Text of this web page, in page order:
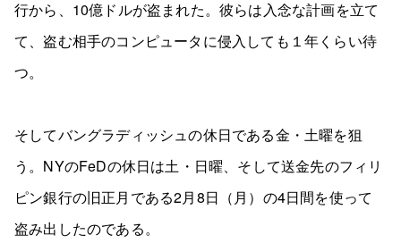
行から、10億ドルが盗まれた。彼らは入念な計画を立て
て、盗む相手のコンピュータに侵入しても１年くらい待
つ。
そしてバングラディッシュの休日である金・土曜を狙
う。NYのFeDの休日は土・日曜、そして送金先のフィリ
ピン銀行の旧正月である2月8日（月）の4日間を使って
盗み出したのである。